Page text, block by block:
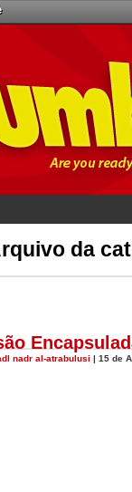
da
nadr al-atrabulusi | 15 de